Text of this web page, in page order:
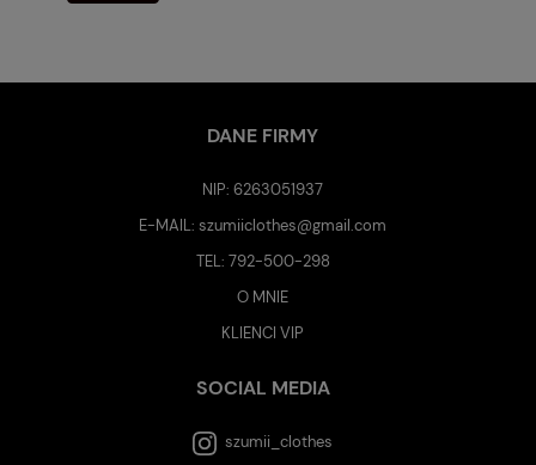
DANE FIRMY
NIP: 6263051937
E-MAIL:szumiiclothes@gmail.com
TEL: 792-500-298
O MNIE
KLIENCI VIP
SOCIAL MEDIA
szumii_clothes